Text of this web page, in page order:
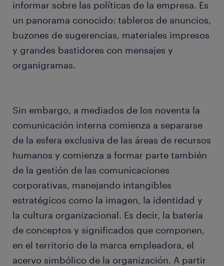
informar sobre las políticas de la empresa. Es
un panorama conocido: tableros de anuncios,
buzones de sugerencias, materiales impresos
y grandes bastidores con mensajes y
organigramas.
Sin embargo, a mediados de los noventa la
comunicación interna comienza a separarse
de la esfera exclusiva de las áreas de recursos
humanos y comienza a formar parte también
de la gestión de las comunicaciones
corporativas, manejando intangibles
estratégicos como la imagen, la identidad y
la cultura organizacional. Es decir, la batería
de conceptos y significados que componen,
en el territorio de la marca empleadora, el
acervo simbólico de la organización. A partir